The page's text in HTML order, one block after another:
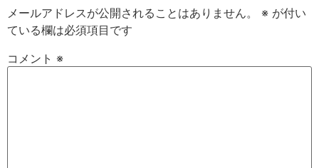
メールアドレスが公開されることはありません。 ※ が付い
ている欄は必須項目です
コメント ※